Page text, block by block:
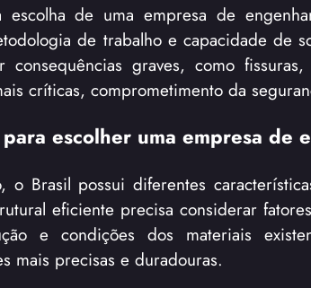
escolha de uma empresa de
de trabalho e capacidade de
consequências graves, como
críticas, comprometimento da
escolher uma empresa de
o Brasil possui diferentes
eficiente precisa considerar
e condições dos materiais
mais precisas e duradouras.